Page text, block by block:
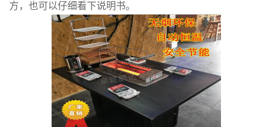
方，也可以仔细看下说明书。